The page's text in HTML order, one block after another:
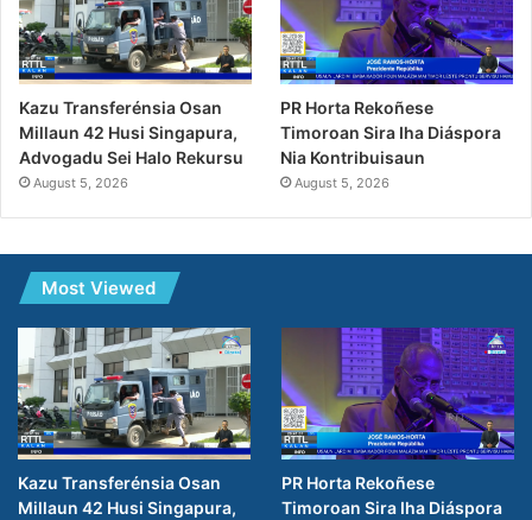
Kazu Transferénsia Osan
Millaun 42 Husi Singapura,
Advogadu Sei Halo Rekursu
August 5, 2026
PR Horta Rekoñese
Timoroan Sira Iha Diáspora
Nia Kontribuisaun
August 5, 2026
Most Viewed
Kazu Transferénsia Osan
Millaun 42 Husi Singapura,
PR Horta Rekoñese
Timoroan Sira Iha Diáspora